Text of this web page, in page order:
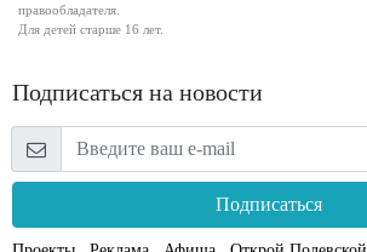
правообладателя.
Для детей старше 16 лет.
Подписаться на новости
Подписаться